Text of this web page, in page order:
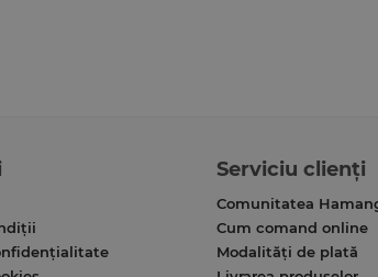
Serviciu clienți
Comunitatea
Cum comand online
Modalități de plată